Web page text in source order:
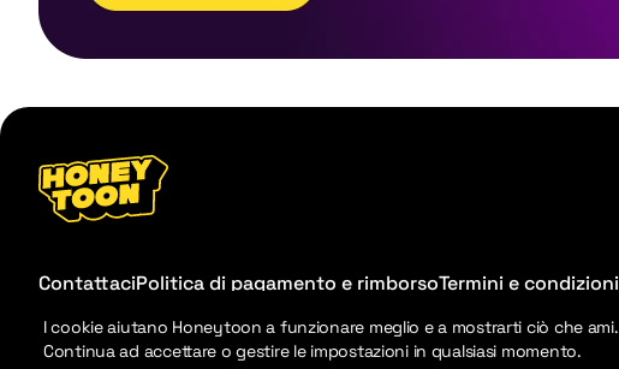
ContattaciPolitica di pagamento e rimborsoTermini e condizioni
I cookie aiutano Honeytoon a funzionare meglio e a mostrarti ciò che ami.
Continua ad accettare o gestire le impostazioni in qualsiasi momento.